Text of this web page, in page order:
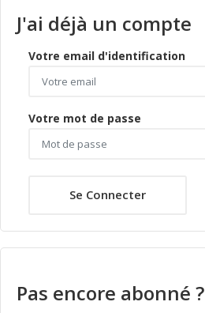
J'ai déjà un compte
Votre email d'identification
Votre mot de passe
Se Connecter
Pas encore abonné ?